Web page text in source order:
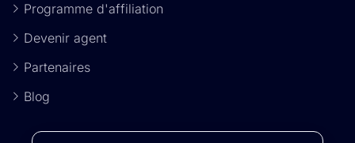
Programme d'affiliation
Devenir agent
Partenaires
Blog